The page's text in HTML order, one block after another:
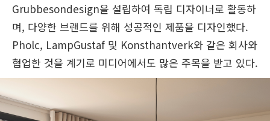
Grubbesondesign을 설립하여 독립 디자이너로 활동하
며, 다양한 브랜드를 위해 성공적인 제품을 디자인했다.
Pholc, LampGustaf 및 Konsthantverk와 같은 회사와
협업한 것을 계기로 미디어에서도 많은 주목을 받고 있다.